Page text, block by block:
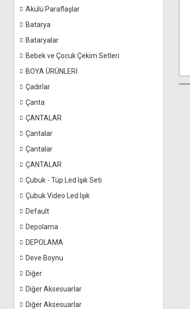
Akülü Paraflaşlar
Batarya
Bataryalar
Bebek ve Çocuk Çekim Setleri
BOYA ÜRÜNLERİ
Çadırlar
Çanta
ÇANTALAR
Çantalar
Çantalar
ÇANTALAR
Çubuk - Tüp Led Işık Seti
Çubuk Video Led Işık
Default
Depolama
DEPOLAMA
Deve Boynu
Diğer
Diğer Aksesuarlar
Diğer Aksesuarlar